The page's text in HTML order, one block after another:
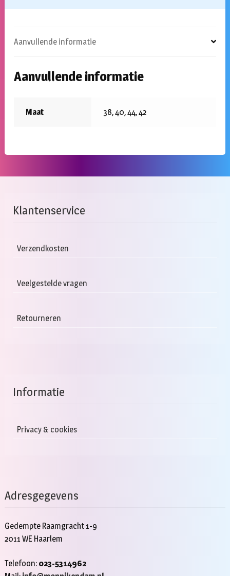
Aanvullende informatie
Aanvullende informatie
Maat 38, 40, 44, 42
Klantenservice
Verzendkosten
Veelgestelde vragen
Retourneren
Informatie
Privacy & cookies
Adresgegevens
Gedempte Raamgracht 1-9
2011 WE Haarlem
Telefoon: 023-5314962